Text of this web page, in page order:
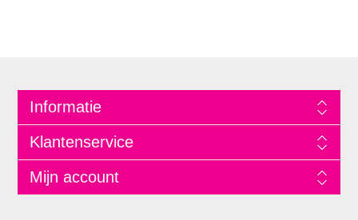
Informatie
Klantenservice
Mijn account